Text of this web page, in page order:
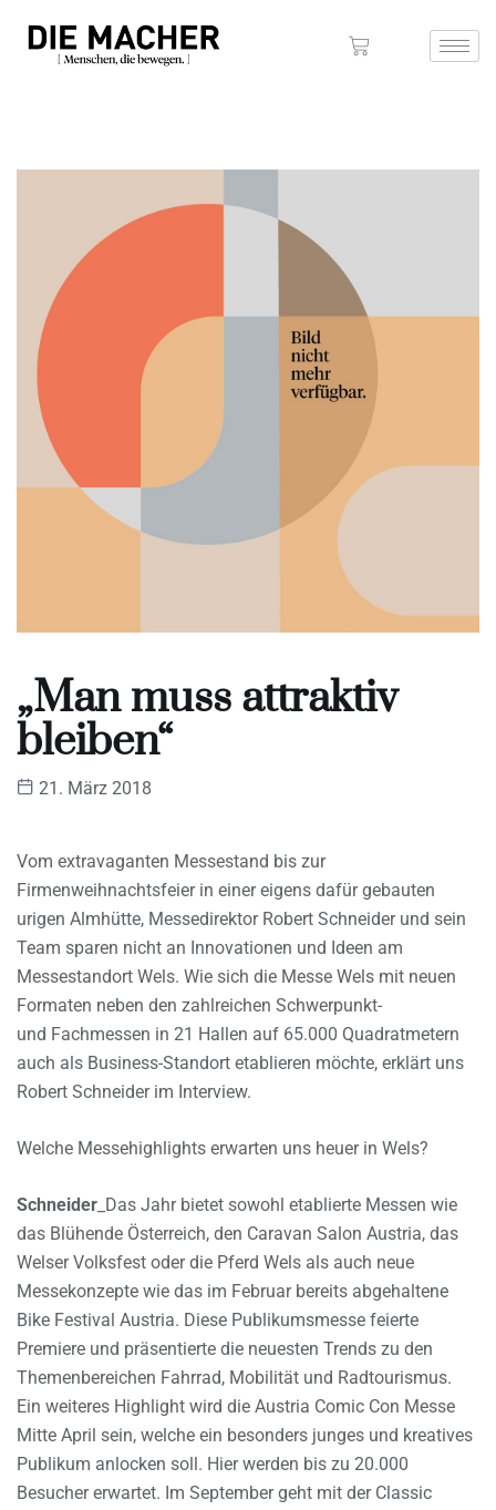
„Man muss attraktiv
bleiben“
21. März 2018
Vom extravaganten Messestand bis zur
Firmenweihnachtsfeier in einer eigens dafür gebauten
urigen Almhütte, Messedirektor Robert Schneider und sein
Team sparen nicht an Innovationen und Ideen am
Messestandort Wels. Wie sich die Messe Wels mit neuen
Formaten neben den zahlreichen Schwerpunkt-
und Fachmessen in 21 Hallen auf 65.000 Quadratmetern
auch als Business-Standort etablieren möchte, erklärt uns
Robert Schneider im Interview.
Welche Messehighlights erwarten uns heuer in Wels?
Schneider _Das Jahr bietet sowohl etablierte Messen wie
das Blühende Österreich, den Caravan Salon Austria, das
Welser Volksfest oder die Pferd Wels als auch neue
Messekonzepte wie das im Februar bereits abgehaltene
Bike Festival Austria. Diese Publikumsmesse feierte
Premiere und präsentierte die neuesten Trends zu den
Themenbereichen Fahrrad, Mobilität und Radtourismus.
Ein weiteres Highlight wird die Austria Comic Con Messe
Mitte April sein, welche ein besonders junges und kreatives
Publikum anlocken soll. Hier werden bis zu 20.000
Besucher erwartet. Im September geht mit der Classic